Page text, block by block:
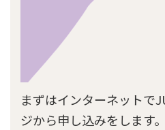
まずはインターネットで
ジから申し込みをします。